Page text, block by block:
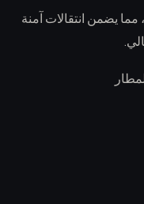
يضمن انتقالات آمنة